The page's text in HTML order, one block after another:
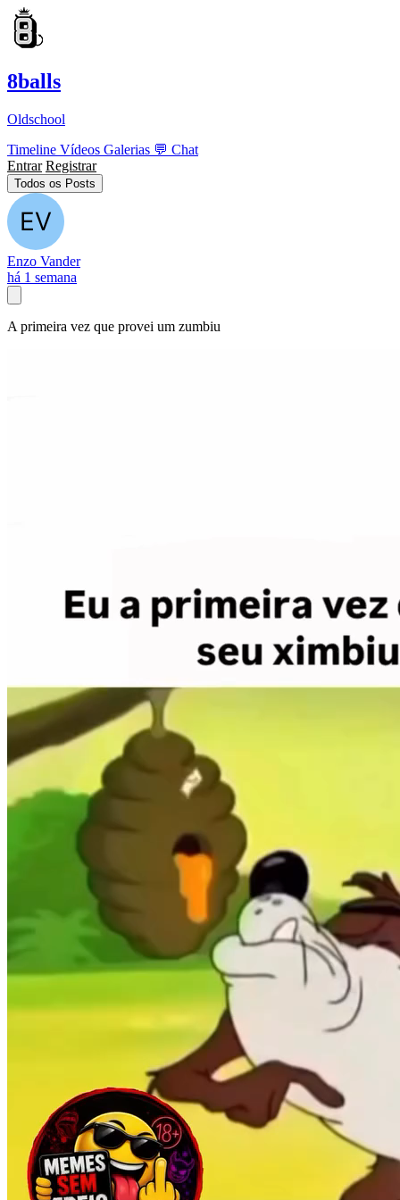
8balls
Oldschool
Timeline Vídeos Galerias 💬 Chat
Entrar Registrar
Todos os Posts
Enzo Vander
há 1 semana
A primeira vez que provei um zumbiu